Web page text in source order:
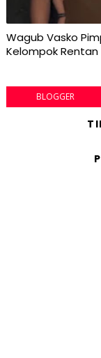
Wagub Vasko
Kelompok
BLOGGER